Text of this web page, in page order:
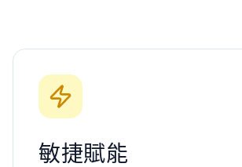
敏捷賦能